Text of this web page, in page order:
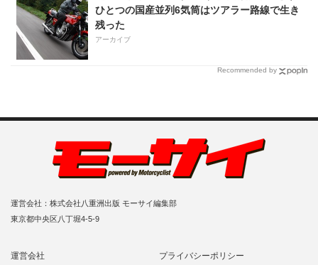
ひとつの国産並列6気筒はツアラー路線で生き
残った
アーカイブ
Recommended by
運営会社：株式会社八重洲出版 モーサイ編集部
東京都中央区八丁堀4-5-9
運営会社
プライバシーポリシー